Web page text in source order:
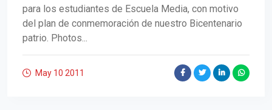
para los estudiantes de Escuela Media, con motivo
del plan de conmemoración de nuestro Bicentenario
patrio. Photos...
May 10 2011